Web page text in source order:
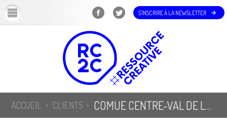
S'INSCRIRE À LA NEWSLETTER
ACCUEIL CLIENTS COMUE CENTRE-VAL DE LOIRE UNIVERSITÉ // IDENTITÉ